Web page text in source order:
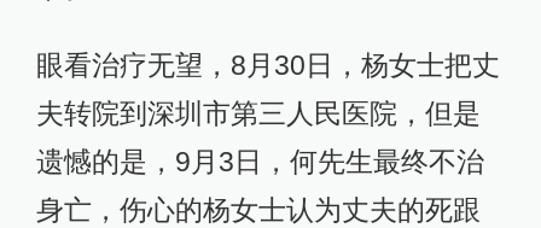
眼看治疗无望，8月30日，杨女士把丈
夫转院到深圳市第三人民医院，但是
遗憾的是，9月3日，何先生最终不治
身亡，伤心的杨女士认为丈夫的死跟